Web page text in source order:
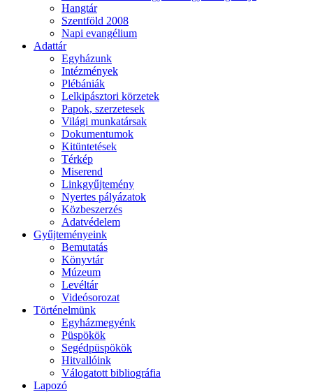
Hangtár
Szentföld 2008
Napi evangélium
Adattár
Egyházunk
Intézmények
Plébániák
Lelkipásztori körzetek
Papok, szerzetesek
Világi munkatársak
Dokumentumok
Kitüntetések
Térkép
Miserend
Linkgyűjtemény
Nyertes pályázatok
Közbeszerzés
Adatvédelem
Gyűjteményeink
Bemutatás
Könyvtár
Múzeum
Levéltár
Videósorozat
Történelmünk
Egyházmegyénk
Püspökök
Segédpüspökök
Hitvallóink
Válogatott bibliográfia
Lapozó